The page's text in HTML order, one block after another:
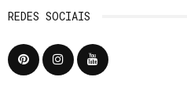
REDES SOCIAIS